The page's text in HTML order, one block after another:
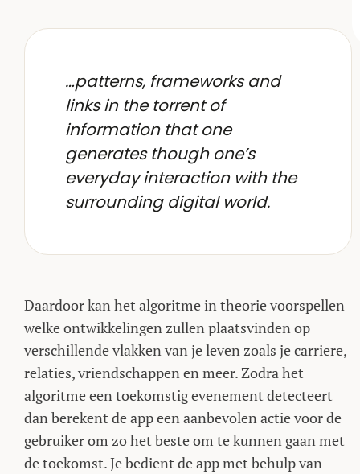
…patterns, frameworks and
links in the torrent of
information that one
generates though one’s
everyday interaction with the
surrounding digital world.
Daardoor kan het algoritme in theorie voorspellen
welke ontwikkelingen zullen plaatsvinden op
verschillende vlakken van je leven zoals je carriere,
relaties, vriendschappen en meer. Zodra het
algoritme een toekomstig evenement detecteert
dan berekent de app een aanbevolen actie voor de
gebruiker om zo het beste om te kunnen gaan met
de toekomst. Je bedient de app met behulp van